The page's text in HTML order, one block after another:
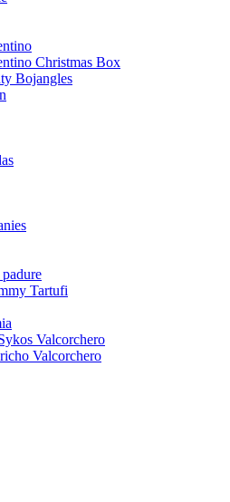
Christmas Box
Bojangles
Tartufi
Valcorchero
Valcorchero